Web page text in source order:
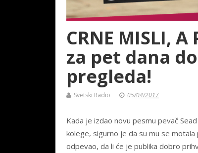
CRNE MISLI,
za pet dana
pregleda!
Svetski Radio 05/04/2017
Kada je izdao novu pesmu pevač
kolege, sigurno je da su mu se
odpevao, da li će je publika dobro